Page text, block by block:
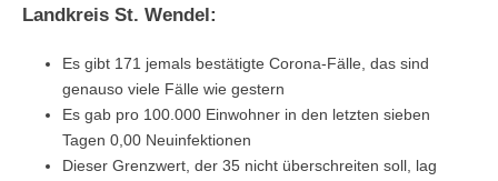
Landkreis St. Wendel:
Es gibt 171 jemals bestätigte Corona-Fälle, das sind
genauso viele Fälle wie gestern
Es gab pro 100.000 Einwohner in den letzten sieben
Tagen 0,00 Neuinfektionen
Dieser Grenzwert, der 35 nicht überschreiten soll, lag